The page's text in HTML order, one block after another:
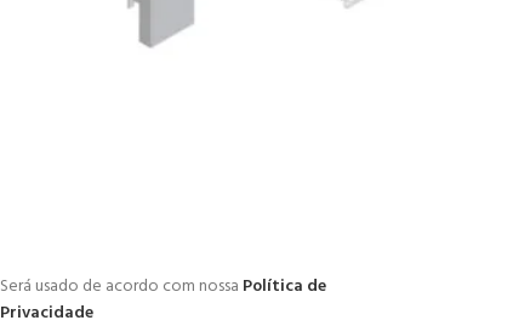
Será usado de acordo com nossa Política de
Privacidade